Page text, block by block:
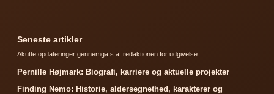
Seneste artikler
Akutte opdateringer gennemga s af redaktionen for udgivelse.
Pernille Højmark: Biografi, karriere og aktuelle projekter
Finding Nemo: Historie, aldersegnethed, karakterer og